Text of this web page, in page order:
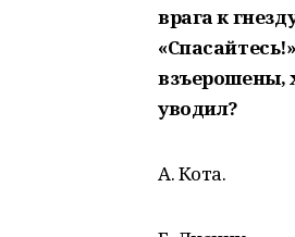
врага к
взъерошены,
уводил?
А. Кота.